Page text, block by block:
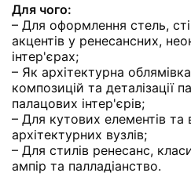
Для чого:
– Для оформлення стель,
акцентів у ренесансних,
інтер'єрах;
– Як архітектурна
композицій та деталізації
палацових інтер'єрів;
– Для кутових елементів та
архітектурних вузлів;
– Для стилів ренесанс,
ампір та палладіанство.